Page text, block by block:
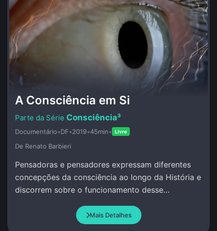
A Consciência em Si
Consciência³
Documentário•DF•2019•45min• Livre
De Renato Barbieri
Pensadoras e pensadores expressam diferentes
concepções da consciência ao longo da História e
discorrem sobre o funcionamento desse
Mais Detalhes